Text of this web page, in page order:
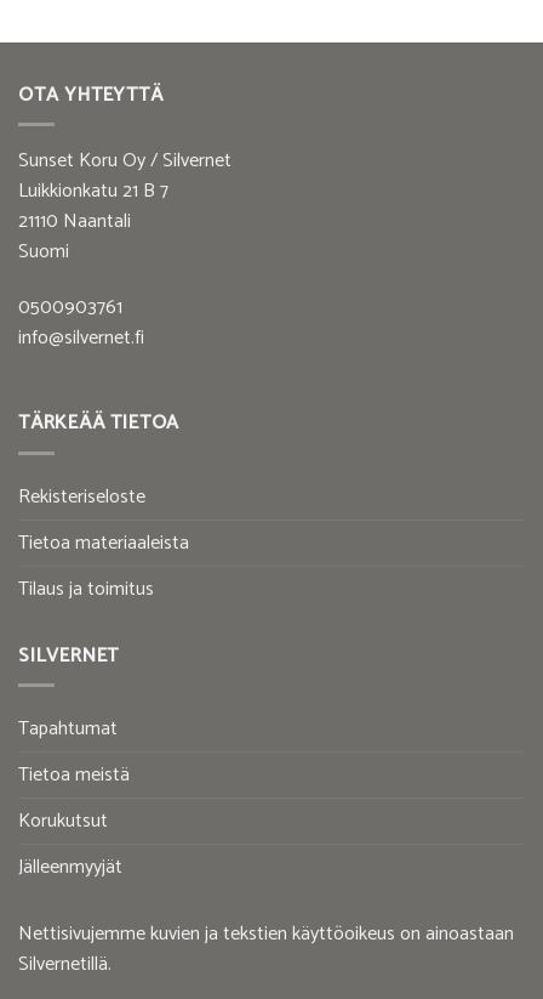
OTA YHTEYTTÄ
Sunset Koru Oy / Silvernet
Luikkionkatu 21 B 7
21110 Naantali
Suomi
0500903761
info@silvernet.fi
TÄRKEÄÄ TIETOA
Rekisteriseloste
Tietoa materiaaleista
Tilaus ja toimitus
SILVERNET
Tapahtumat
Tietoa meistä
Korukutsut
Jälleenmyyjät
Nettisivujemme kuvien ja tekstien käyttöoikeus on ainoastaan
Silvernetillä.